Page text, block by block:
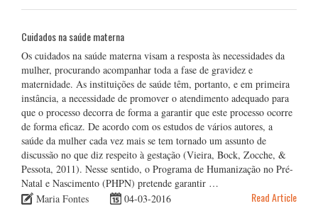
Cuidados na saúde materna
Os cuidados na saúde materna visam a resposta às necessidades da
mulher, procurando acompanhar toda a fase de gravidez e
maternidade. As instituições de saúde têm, portanto, e em primeira
instância, a necessidade de promover o atendimento adequado para
que o processo decorra de forma a garantir que este processo ocorre
de forma eficaz. De acordo com os estudos de vários autores, a
saúde da mulher cada vez mais se tem tornado um assunto de
discussão no que diz respeito à gestação (Vieira, Bock, Zocche, &
Pessota, 2011). Nesse sentido, o Programa de Humanização no Pré-
Natal e Nascimento (PHPN) pretende garantir …
Maria Fontes
04-03-2016 Read Article